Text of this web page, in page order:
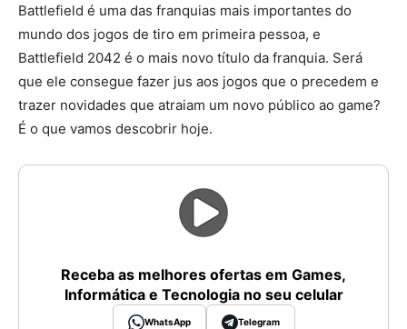
Battlefield é uma das franquias mais importantes do
mundo dos jogos de tiro em primeira pessoa, e
Battlefield 2042 é o mais novo título da franquia. Será
que ele consegue fazer jus aos jogos que o precedem e
trazer novidades que atraiam um novo público ao game?
É o que vamos descobrir hoje.
Receba as melhores ofertas em Games,
Informática e Tecnologia no seu celular
WhatsApp Telegram